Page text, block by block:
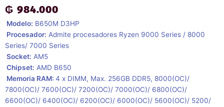
₲ 984.000
 Modelo: B650M D3HP
 Procesador: Admite procesadores Ryzen 9000 Series / 8000
Series/ 7000 Series
 Socket: AM5
 Chipset: AMD B650
 Memoria RAM: 4 x DIMM, Max. 256GB DDR5, 8000(OC)/
7800(OC)/ 7600(OC)/ 7200(OC)/ 7000(OC)/ 6800(OC)/
6600(OC)/ 6400(OC)/ 6200(OC)/ 6000(OC)/ 5600(OC)/ 5200/